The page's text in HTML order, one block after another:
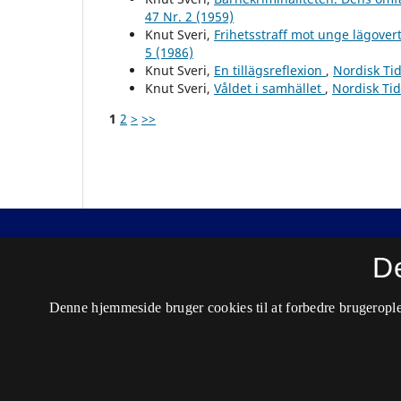
47 Nr. 2 (1959)
Knut Sveri, Frihetsstraff mot unge
5 (1986)
Knut Sveri, En tillägsreflexion , Nordisk
Knut Sveri, Våldet i samhället , Nordisk
1 2 > >>
Nordisk Tidsskrift for Kriminalvidenskab
ISSN 2446-3051 (Online)
Denne hjemmeside bruger cookies til at forbedre